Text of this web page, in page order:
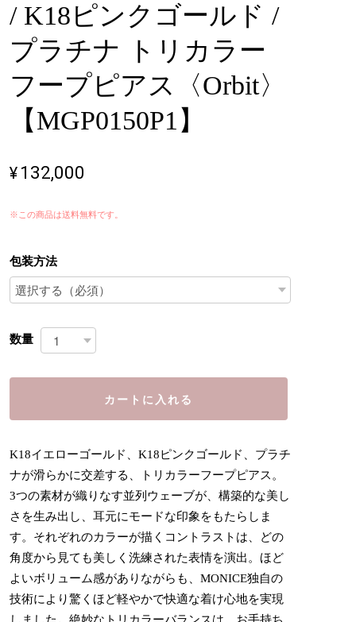
/ K18ピンクゴールド /
プラチナ トリカラー
フープピアス〈Orbit〉
【MGP0150P1】
¥132,000
※この商品は送料無料です。
包装方法
数量
カートに入れる
K18イエローゴールド、K18ピンクゴールド、プラチ
ナが滑らかに交差する、トリカラーフープピアス。
3つの素材が織りなす並列ウェーブが、構築的な美し
さを生み出し、耳元にモードな印象をもたらしま
す。それぞれのカラーが描くコントラストは、どの
角度から見ても美しく洗練された表情を演出。ほど
よいボリューム感がありながらも、MONICE独自の
技術により驚くほど軽やかで快適な着け心地を実現
しました。絶妙なトリカラーバランスは、お手持ち